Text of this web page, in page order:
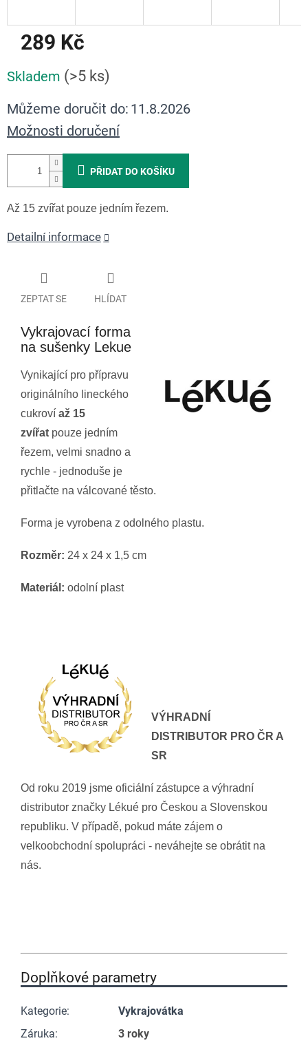
289 Kč
cena:
Skladem (>5 ks)
Můžeme doručit do: 11.8.2026
Možnosti doručení
PŘIDAT DO KOŠÍKU
Až 15 zvířat pouze jedním řezem.
Detailní informace
ZEPTAT SE HLÍDAT
Vykrajovací forma
na sušenky Lekue
Vynikající pro přípravu
originálního lineckého
cukroví až 15
zvířat pouze jedním
řezem, velmi snadno a
rychle - jednoduše je
přitlačte na válcované těsto.
Forma je vyrobena z odolného plastu.
Rozměr: 24 x 24 x 1,5 cm
Materiál: odolní plast
VÝHRADNÍ
DISTRIBUTOR PRO ČR A
SR
Od roku 2019 jsme oficiální zástupce a výhradní
distributor značky Lékué pro Českou a Slovenskou
republiku. V případě, pokud máte zájem o
velkoobchodní spolupráci - neváhejte se obrátit na
nás.
Doplňkové parametry
Kategorie:
Vykrajovátka
Záruka: 3 roky